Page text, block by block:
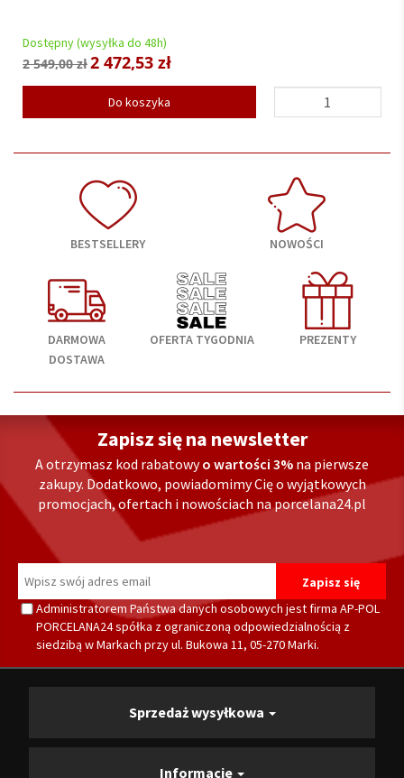
Dostępny (wysyłka do 48h)
2 549,00 zł2 472,53 zł
Do koszyka
BESTSELLERY NOWOŚCI
DARMOWA
DOSTAWA
OFERTA TYGODNIA PREZENTY
Zapisz się na newsletter
A otrzymasz kod rabatowyo wartości 3% na pierwsze
zakupy. Dodatkowo, powiadomimy Cię o wyjątkowych
promocjach, ofertach i nowościach na porcelana24.pl
Administratorem Państwa danych osobowych jest firma AP-POL
PORCELANA24 spółka z ograniczoną odpowiedzialnością z
siedzibą w Markach przy ul. Bukowa 11, 05-270 Marki.
Sprzedaż wysyłkowa
Informacje